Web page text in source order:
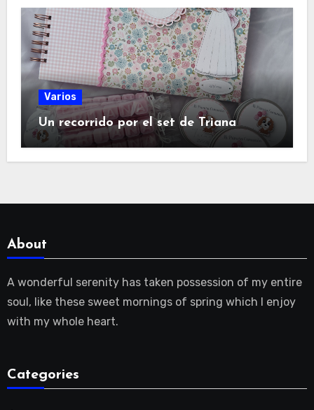
Varios
Un recorrido por el set de Triana
About
A wonderful serenity has taken possession of my entire
soul, like these sweet mornings of spring which I enjoy
with my whole heart.
Categories